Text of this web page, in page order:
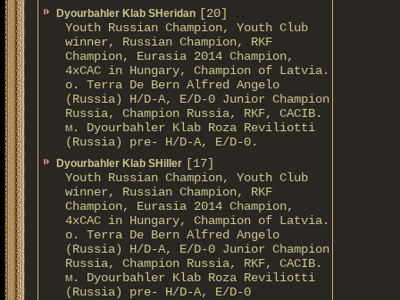
Dyourbahler Klab SHeridan [20]
Youth Russian Champion, Youth Club
winner, Russian Champion, RKF
Champion, Eurasia 2014 Champion,
4xCAC in Hungary, Champion of Latvia.
о. Terra De Bern Alfred Angelo
(Russia) H/D-A, E/D-0 Junior Champion
Russia, Champion Russia, RKF, CACIB.
м. Dyourbahler Klab Roza Reviliotti
(Russia) pre- H/D-A, E/D-0.
Dyourbahler Klab SHiller [17]
Youth Russian Champion, Youth Club
winner, Russian Champion, RKF
Champion, Eurasia 2014 Champion,
4xCAC in Hungary, Champion of Latvia.
о. Terra De Bern Alfred Angelo
(Russia) H/D-A, E/D-0 Junior Champion
Russia, Champion Russia, RKF, CACIB.
м. Dyourbahler Klab Roza Reviliotti
(Russia) pre- H/D-A, E/D-0